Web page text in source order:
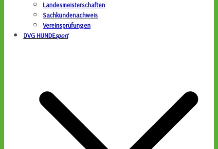
Landesmeisterschaften
Sachkundenachweis
Vereinsprüfungen
DVG HUNDEsport